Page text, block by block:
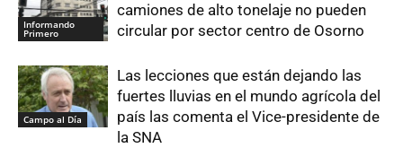
Informando
Primero
camiones de alto tonelaje no pueden
circular por sector centro de Osorno
Campo al Día
Las lecciones que están dejando las
fuertes lluvias en el mundo agrícola del
país las comenta el Vice-presidente de
la SNA